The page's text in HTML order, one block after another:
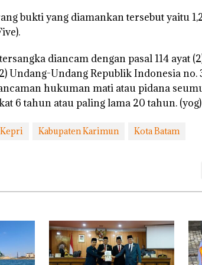
bukti yang diamankan tersebut yaitu
diancam dengan pasal 114 ayat
Undang-Undang Republik Indonesia
hukuman mati atau pidana
6 tahun atau paling lama 20 tahun. (yog)
Kabupaten Karimun Kota Batam
Bukan
Pidana,
“Double
Winner”,